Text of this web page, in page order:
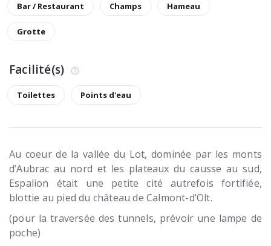
Bar / Restaurant Champs Hameau
Grotte
Facilité(s)
Toilettes Points d'eau
Au coeur de la vallée du Lot, dominée par les monts
d’Aubrac au nord et les plateaux du causse au sud,
Espalion était une petite cité autrefois fortifiée,
blottie au pied du château de Calmont-d’Olt.
(pour la traversée des tunnels, prévoir une lampe de
poche)